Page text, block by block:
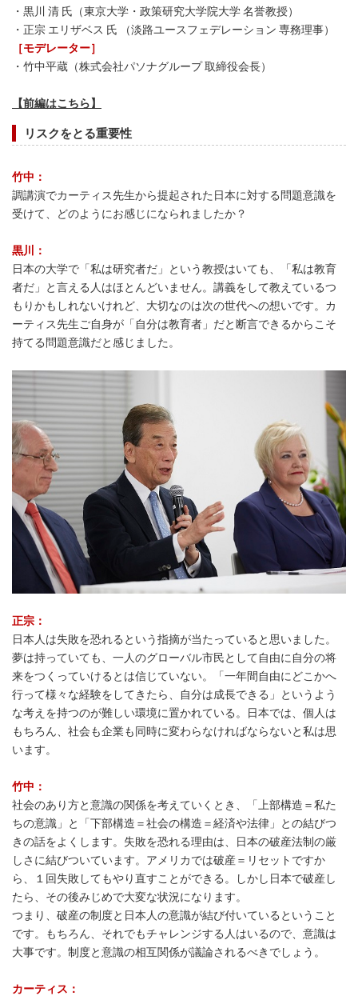
・黒川 清 氏（東京大学・政策研究大学院大学 名誉教授）
・正宗 エリザベス 氏 （淡路ユースフェデレーション 専務理事）
［モデレーター］
・竹中平蔵（株式会社パソナグループ 取締役会長）
【前編はこちら】
リスクをとる重要性
竹中：
調講演でカーティス先生から提起された日本に対する問題意識を
受けて、どのようにお感じになられましたか？
黒川：
日本の大学で「私は研究者だ」という教授はいても、「私は教育
者だ」と言える人はほとんどいません。講義をして教えているつ
もりかもしれないけれど、大切なのは次の世代への想いです。カ
ーティス先生ご自身が「自分は教育者」だと断言できるからこそ
持てる問題意識だと感じました。
正宗：
日本人は失敗を恐れるという指摘が当たっていると思いました。
夢は持っていても、一人のグローバル市民として自由に自分の将
来をつくっていけるとは信じていない。「一年間自由にどこかへ
行って様々な経験をしてきたら、自分は成長できる」というよう
な考えを持つのが難しい環境に置かれている。日本では、個人は
もちろん、社会も企業も同時に変わらなければならないと私は思
います。
竹中：
社会のあり方と意識の関係を考えていくとき、「上部構造＝私た
ちの意識」と「下部構造＝社会の構造＝経済や法律」との結びつ
きの話をよくします。失敗を恐れる理由は、日本の破産法制の厳
しさに結びついています。アメリカでは破産＝リセットですか
ら、１回失敗してもやり直すことができる。しかし日本で破産し
たら、その後みじめで大変な状況になります。
つまり、破産の制度と日本人の意識が結び付いているということ
です。もちろん、それでもチャレンジする人はいるので、意識は
大事です。制度と意識の相互関係が議論されるべきでしょう。
カーティス：